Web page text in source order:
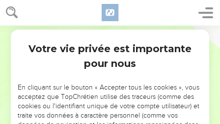
NE MANQUEZ PAS L’ÉVÉNEMENT
DE L’ANNÉE !
ET SI LEURS ERREURS POUVAIENT VOUS ÉVITER LES
Votre vie privée est importante
pour nous
En cliquant sur le bouton « Accepter tous les cookies », vous
acceptez que TopChrétien utilise des traceurs (comme des
cookies ou l'identifiant unique de votre compte utilisateur) et
traite vos données à caractère personnel (comme vos